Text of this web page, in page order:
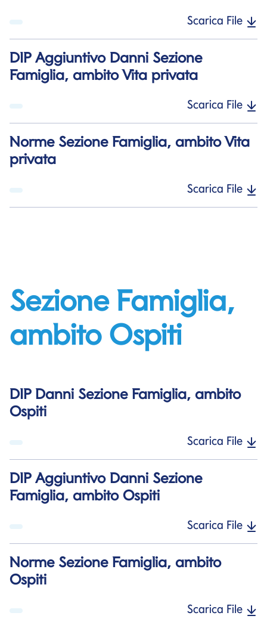
Scarica File
DIP Aggiuntivo Danni Sezione
Famiglia, ambito Vita privata
Scarica File
Norme Sezione Famiglia, ambito Vita
privata
Scarica File
Sezione Famiglia,
ambito Ospiti
DIP Danni Sezione Famiglia, ambito
Ospiti
Scarica File
DIP Aggiuntivo Danni Sezione
Famiglia, ambito Ospiti
Scarica File
Norme Sezione Famiglia, ambito
Ospiti
Scarica File